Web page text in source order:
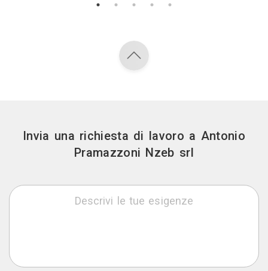
Invia una richiesta di lavoro a Antonio
Pramazzoni Nzeb srl